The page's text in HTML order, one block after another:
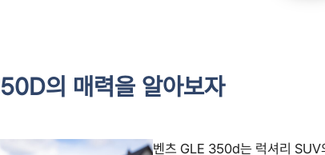
의 매력을 알아보자
벤츠 GLE 350d는 럭셔리 SUV